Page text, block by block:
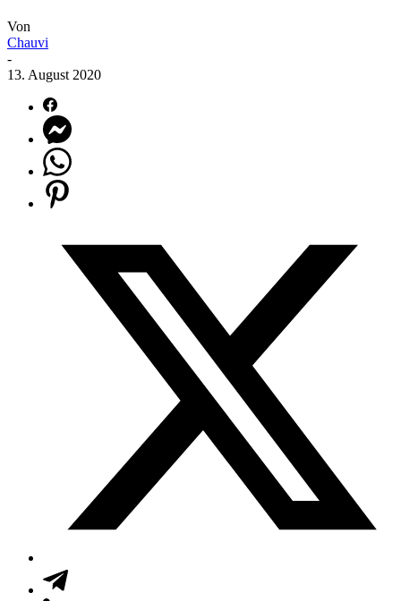
Von
Chauvi
-
13. August 2020